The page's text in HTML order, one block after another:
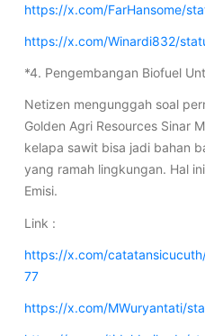
https://x.com/FarHansome/
https://x.com/Winardi832/
*4. Pengembangan Biofuel
Netizen mengunggah soal
Golden Agri Resources Sinar
kelapa sawit bisa jadi bahan
yang ramah lingkungan. Hal
Emisi.
Link :
https://x.com/
77
https://x.com/MWuryantati/